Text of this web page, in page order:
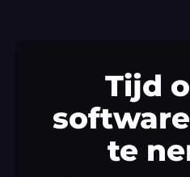
Tijd
te